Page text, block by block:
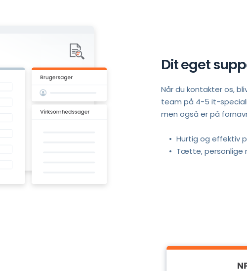
Dit eget
Når du kontakter os,
team på 4-5 it-
men også er på
Hurtig og effektiv
Tætte, personlige